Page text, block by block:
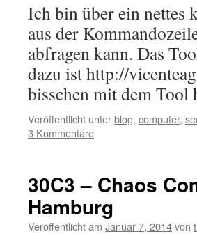
Ich bin über ein nettes
aus der
abfragen kann. Das
dazu ist http://
bisschen mit dem
Veröffentlicht unterblog, computer,
3 Kommentare
30C3 – Chaos
Hamburg
Veröffentlicht am Januar 7, 2014von